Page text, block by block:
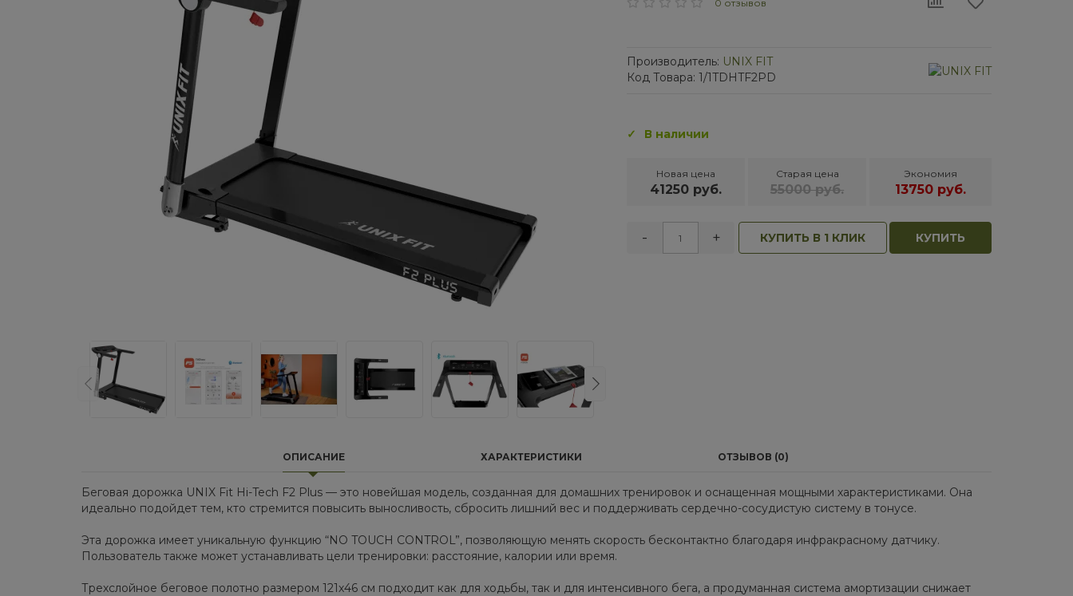
0 отзывов
Производитель: UNIX FIT
Код Товара: 1/1TDHTF2PD
В наличии
Новая цена
41250 руб.
Старая цена
55000 руб.
Экономия
13750 руб.
- + КУПИТЬ В 1 КЛИК КУПИТЬ
ОПИСАНИЕ ХАРАКТЕРИСТИКИ ОТЗЫВОВ (0)
Беговая дорожка UNIX Fit Hi-Tech F2 Plus — это новейшая модель, созданная для домашних тренировок и оснащенная мощными характеристиками. Она
идеально подойдет тем, кто стремится повысить выносливость, сбросить лишний вес и поддерживать сердечно-сосудистую систему в тонусе.
Эта дорожка имеет уникальную функцию “NO TOUCH CONTROL”, позволяющую менять скорость бесконтактно благодаря инфракрасному датчику.
Пользователь также может устанавливать цели тренировки: расстояние, калории или время.
Трехслойное беговое полотно размером 121х46 см подходит как для ходьбы, так и для интенсивного бега, а продуманная система амортизации снижает